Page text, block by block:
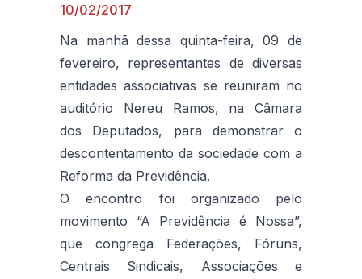
10/02/2017
Na manhã dessa quinta-feira, 09 de
fevereiro, representantes de diversas
entidades associativas se reuniram no
auditório Nereu Ramos, na Câmara
dos Deputados, para demonstrar o
descontentamento da sociedade com a
Reforma da Previdência.
O encontro foi organizado pelo
movimento “A Previdência é Nossa”,
que congrega Federações, Fóruns,
Centrais Sindicais, Associações e